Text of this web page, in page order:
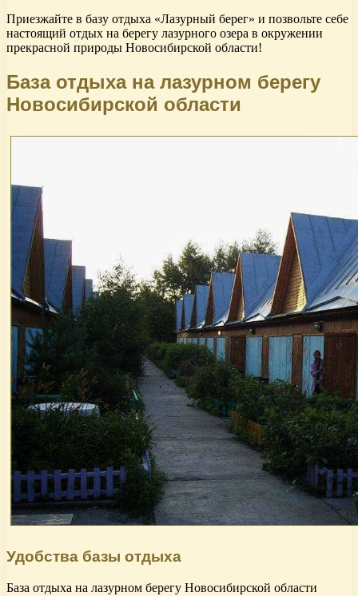
Приезжайте в базу отдыха «Лазурный берег» и позвольте себе
настоящий отдых на берегу лазурного озера в окружении
прекрасной природы Новосибирской области!
База отдыха на лазурном берегу
Новосибирской области
Удобства базы отдыха
База отдыха на лазурном берегу Новосибирской области